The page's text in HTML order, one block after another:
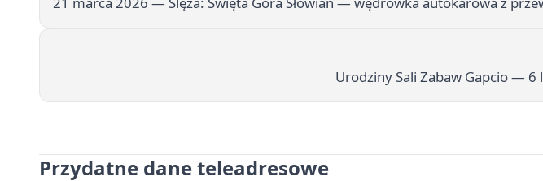
Urodziny Sali Zabaw Gapcio — 6
Przydatne dane teleadresowe